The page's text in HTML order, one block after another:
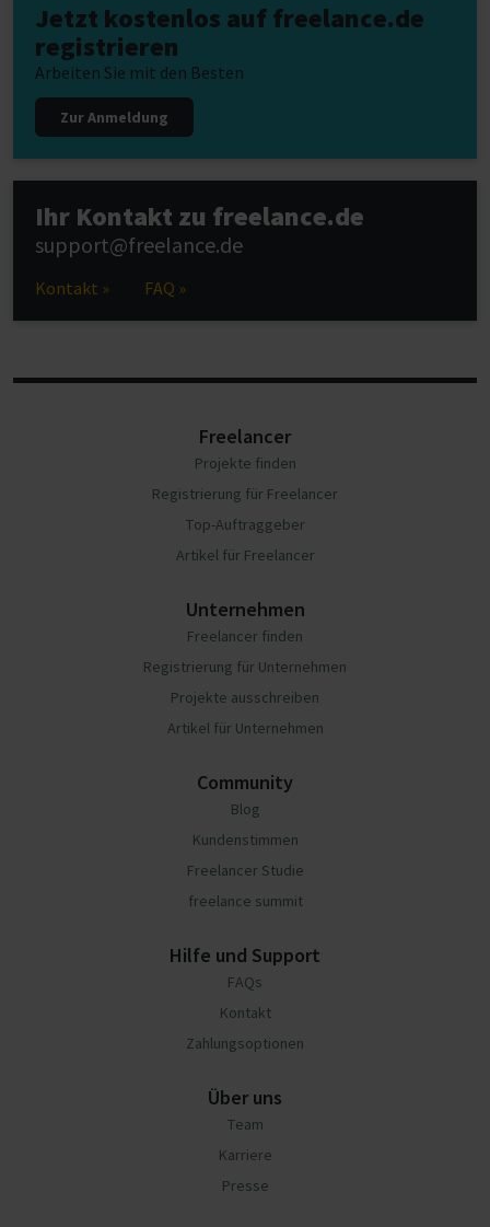
Jetzt kostenlos auf freelance.de
registrieren
Arbeiten Sie mit den Besten
Zur Anmeldung
Ihr Kontakt zu freelance.de
support@freelance.de
Kontakt » FAQ »
Freelancer
Projekte finden
Registrierung für Freelancer
Top-Auftraggeber
Artikel für Freelancer
Unternehmen
Freelancer finden
Registrierung für Unternehmen
Projekte ausschreiben
Artikel für Unternehmen
Community
Blog
Kundenstimmen
Freelancer Studie
freelance summit
Hilfe und Support
FAQs
Kontakt
Zahlungsoptionen
Über uns
Team
Karriere
Presse